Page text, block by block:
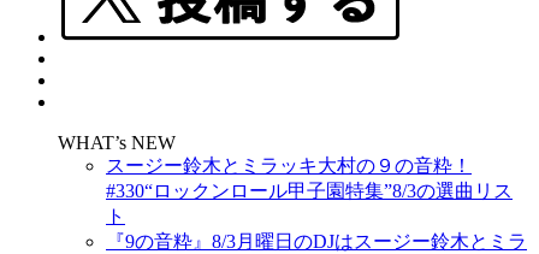
WHAT’s NEW
スージー鈴木とミラッキ大村の９の音粋！
#330“ロックンロール甲子園特集”8/3の選曲リス
ト
『9の音粋』8/3月曜日のDJはスージー鈴木とミラ